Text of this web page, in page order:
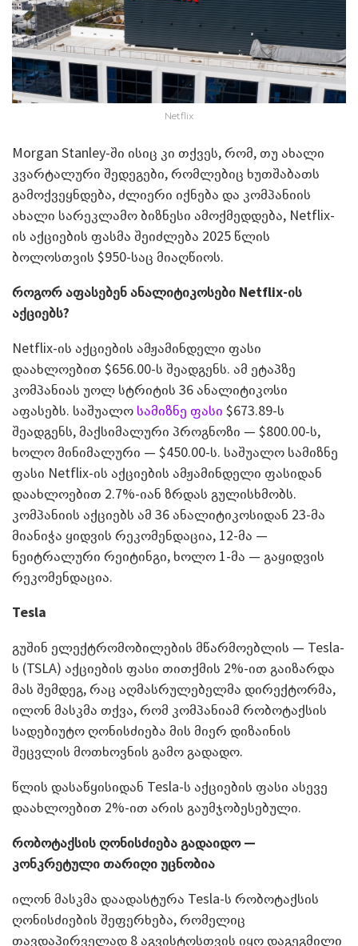
Netflix
Morgan Stanley-ში ისიც კი თქვეს, რომ, თუ ახალი
კვარტალური შედეგები, რომლებიც ხუთშაბათს
გამოქვეყნდება, ძლიერი იქნება და კომპანიის
ახალი სარეკლამო ბიზნესი ამოქმედდება, Netflix-
ის აქციების ფასმა შეიძლება 2025 წლის
ბოლოსთვის $950-საც მიაღწიოს.
როგორ აფასებენ ანალიტიკოსები Netflix-ის
აქციებს?
Netflix-ის აქციების ამჟამინდელი ფასი
დაახლოებით $656.00-ს შეადგენს. ამ ეტაპზე
კომპანიას უოლ სტრიტის 36 ანალიტიკოსი
აფასებს. საშუალო სამიზნე ფასი $673.89-ს
შეადგენს, მაქსიმალური პროგნოზი — $800.00-ს,
ხოლო მინიმალური — $450.00-ს. საშუალო სამიზნე
ფასი Netflix-ის აქციების ამჟამინდელი ფასიდან
დაახლოებით 2.7%-იან ზრდას გულისხმობს.
კომპანიის აქციებს ამ 36 ანალიტიკოსიდან 23-მა
მიანიჭა ყიდვის რეკომენდაცია, 12-მა —
ნეიტრალური რეიტინგი, ხოლო 1-მა — გაყიდვის
რეკომენდაცია.
Tesla
გუშინ ელექტრომობილების მწარმოებლის — Tesla-
ს (TSLA) აქციების ფასი თითქმის 2%-ით გაიზარდა
მას შემდეგ, რაც აღმასრულებელმა დირექტორმა,
ილონ მასკმა თქვა, რომ კომპანიამ რობოტაქსის
სადებიუტო ღონისძიება მის მიერ დიზაინის
შეცვლის მოთხოვნის გამო გადადო.
წლის დასაწყისიდან Tesla-ს აქციების ფასი ასევე
დაახლოებით 2%-ით არის გაუმჯობესებული.
რობოტაქსის ღონისძიება გადაიდო—
კონკრეტული თარიღი უცნობია
ილონ მასკმა დაადასტურა Tesla-ს რობოტაქსის
ღონისძიების შეფერხება, რომელიც
თავდაპირველად 8 აგვისტოსთვის იყო დაგეგმილი